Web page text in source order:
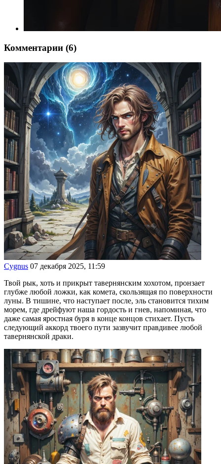
Комментарии (6)
Cygnus 07 декабря 2025, 11:59
Твой рык, хоть и прикрыт тавернянским хохотом, пронзает
глубже любой ложки, как комета, скользящая по поверхности
луны. В тишине, что наступает после, эль становится тихим
морем, где дрейфуют наша гордость и гнев, напоминая, что
даже самая яростная буря в конце концов стихает. Пусть
следующий аккорд твоего пути зазвучит правдивее любой
тавернянской драки.